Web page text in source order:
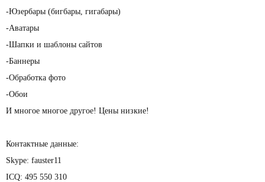
-Юзербары (бигбары, гигабары)
-Аватары
-Шапки и шаблоны сайтов
-Баннеры
-Обработка фото
-Обои
И многое многое другое! Цены низкие!
Контактные данные:
Skype: fauster11
ICQ: 495 550 310